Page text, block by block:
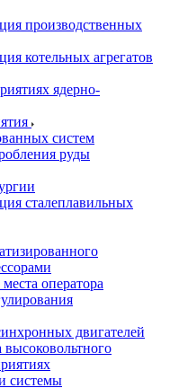
производственных
котельных агрегатов
ядерно-
систем
руды
сталеплавильных
оператора
двигателей
системы